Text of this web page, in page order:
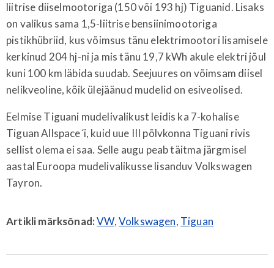
liitrise diiselmootoriga (150 või 193 hj) Tiguanid. Lisaks
on valikus sama 1,5-liitrise bensiinimootoriga
pistikhübriid, kus võimsus tänu elektrimootori lisamisele
kerkinud 204 hj-ni ja mis tänu 19,7 kWh akule elektri jõul
kuni 100 km läbida suudab. Seejuures on võimsam diisel
nelikveoline, kõik ülejäänud mudelid on esiveolised.
Eelmise Tiguani mudelivalikust leidis ka 7-kohalise
Tiguan Allspace´i, kuid uue III põlvkonna Tiguani rivis
sellist olema ei saa. Selle augu peab täitma järgmisel
aastal Euroopa mudelivalikusse lisanduv Volkswagen
Tayron.
Artikli märksõnad:VW,Volkswagen, Tiguan